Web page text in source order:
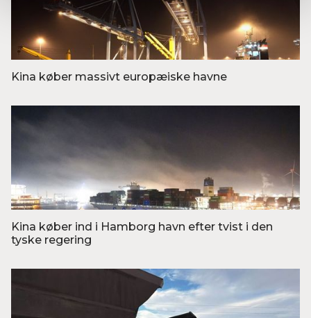
Foto: Colourbox
Kina køber massivt europæiske havne
Foto: Jonas Walzberg/Ritzau Scanpix
Kina køber ind i Hamborg havn efter tvist i den
tyske regering